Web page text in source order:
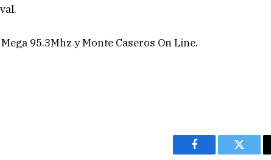
95.3Mhz y Monte Caseros On Line.
Facebook Twitter